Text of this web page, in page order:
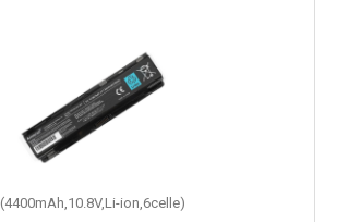
(4400mAh,10.8V,Li-ion,6celle)